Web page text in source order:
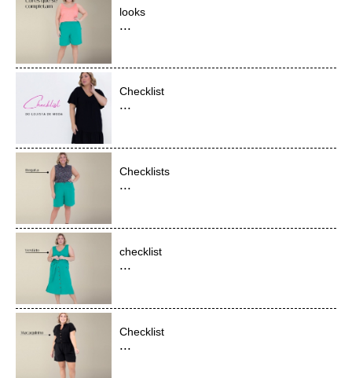
looks
...
Checklist
...
Checklists
...
checklist
...
Checklist
...